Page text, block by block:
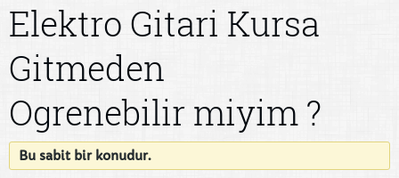
Elektro Gitari Kursa
Gitmeden
Ogrenebilir miyim ?
Bu sabit bir konudur.